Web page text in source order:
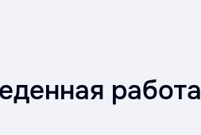
работа